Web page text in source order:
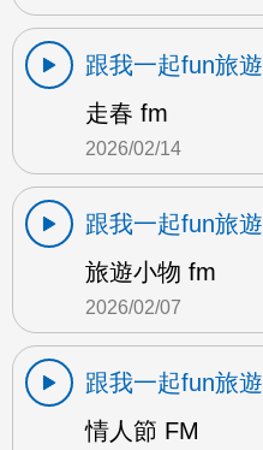
跟我一起fun旅遊
走春 fm
2026/02/14
跟我一起fun旅遊
旅遊小物 fm
2026/02/07
跟我一起fun旅遊
情人節 FM